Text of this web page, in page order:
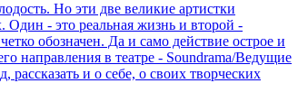
Но эти две великие артистки
- это реальная жизнь и второй -
обозначен. Да и само действие острое и
направления в театре - Soundrama/Ведущие
и о себе, о своих творческих